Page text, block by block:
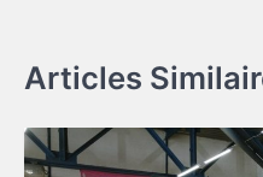
Articles